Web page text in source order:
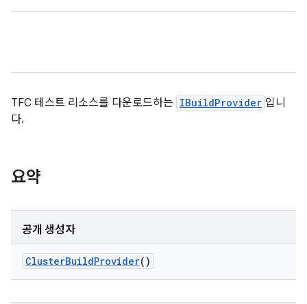
TFC 테스트 리소스를 다운로드하는 IBuildProvider 입니
다.
요약
공개 생성자
ClusterBuildProvider()